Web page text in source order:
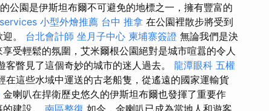
公園是伊斯坦布爾不可避免的地標之一，擁有豐富的
小型外燴推薦 台中 推拿 在公園裡散步將受到
。 台北會計師 坐月子中心 柬埔寨簽證 無論我們是決
受輕鬆的氛圍，艾米爾根公園絕對是城市喧囂的令人
瞥見了這個奇妙的城市的迷人過去。 龍潭眼科 五權
這些水域中運送的古老船隻，從遙遠的國家運輸貨
金喇叭在捍衛歷史悠久的伊斯坦布爾也發揮了重要作
建設。 南區整復 如今，金喇叭已成為當地人和遊客